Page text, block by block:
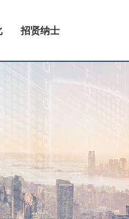
招贤纳士